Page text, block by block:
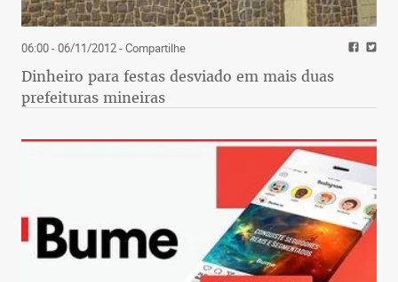
06:00 - 06/11/2012- Compartilhe
Dinheiro para festas desviado em mais duas
prefeituras mineiras